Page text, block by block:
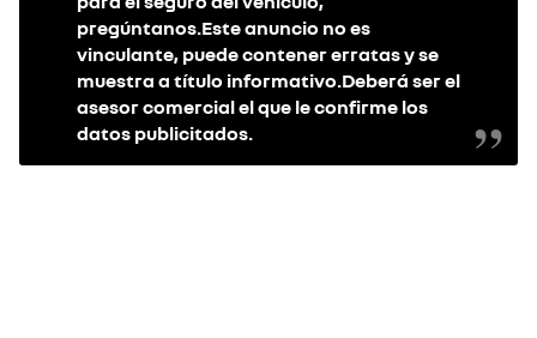
pregúntanos.Este anuncio no es
vinculante, puede contener erratas y se
muestra a título informativo.Deberá ser el
asesor comercial el que le confirme los
datos publicitados.